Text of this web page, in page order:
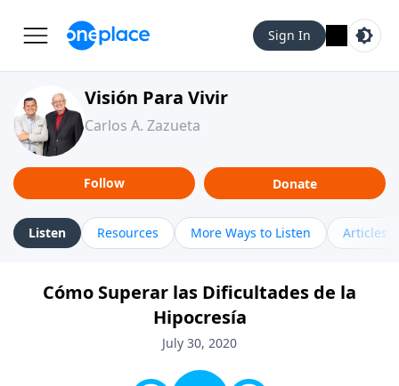
Sign In
Visión Para Vivir
Carlos A. Zazueta
Follow Donate
Listen Resources More Ways to Listen Articles
Cómo Superar las Dificultades de la
Hipocresía
July 30, 2020